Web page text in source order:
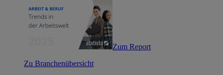
Zum Report
Zu Branchenübersicht